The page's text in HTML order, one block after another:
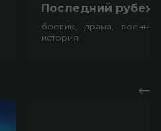
боевик, драма,
история